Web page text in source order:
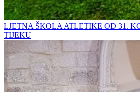
LJETNA ŠKOLA ATLETIKE OD 31.
TIJEKU